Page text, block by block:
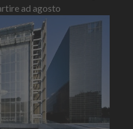
ad agosto